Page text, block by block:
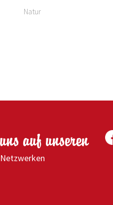
Natur
auf unseren